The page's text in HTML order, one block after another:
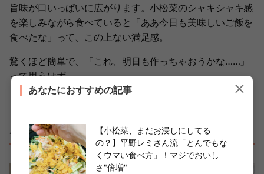
旨味が口いっぱいに広がります。小松菜のシャキシャキ感
を楽しみながら食べていると「ああ今日も美味しいご飯を
食べたな」って、この上ない満足感。
驚くほど簡単で、「これ、明日も作っちゃおうかな……」
って思うはず。
ポイントは【からしだれ】
あなたにおすすめの記事
【小松菜、まだお浸しにしてる
の？】平野レミさん流「とんでもな
くウマい食べ方」！マジでおいし
さ"倍増"